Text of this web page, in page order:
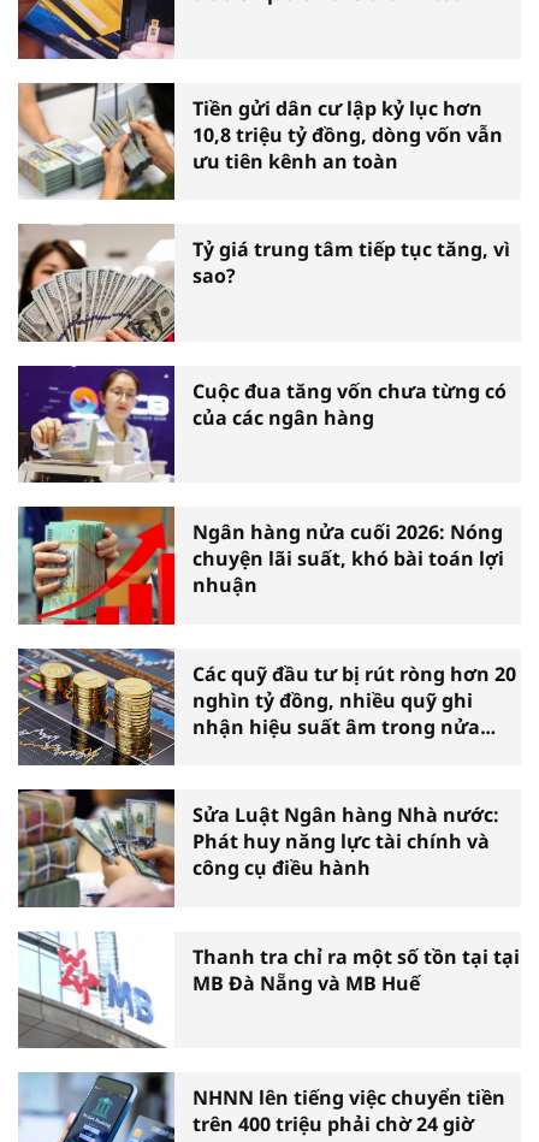
Tiền gửi dân cư lập kỷ lục hơn
10,8 triệu tỷ đồng, dòng vốn vẫn
ưu tiên kênh an toàn
Tỷ giá trung tâm tiếp tục tăng, vì
sao?
Cuộc đua tăng vốn chưa từng có
của các ngân hàng
Ngân hàng nửa cuối 2026: Nóng
chuyện lãi suất, khó bài toán lợi
nhuận
Các quỹ đầu tư bị rút ròng hơn 20
nghìn tỷ đồng, nhiều quỹ ghi
nhận hiệu suất âm trong nửa
Sửa Luật Ngân hàng Nhà nước:
Phát huy năng lực tài chính và
công cụ điều hành
Thanh tra chỉ ra một số tồn tại tại
MB Đà Nẵng và MB Huế
NHNN lên tiếng việc chuyển tiền
trên 400 triệu phải chờ 24 giờ